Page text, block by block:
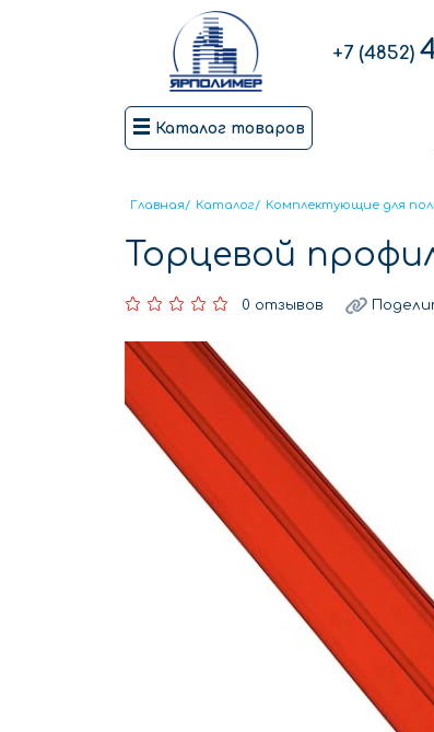
+7 (4852)
Каталог товаров
Главная/ Каталог/ Комплектующие для
Торцевой
0 отзывов